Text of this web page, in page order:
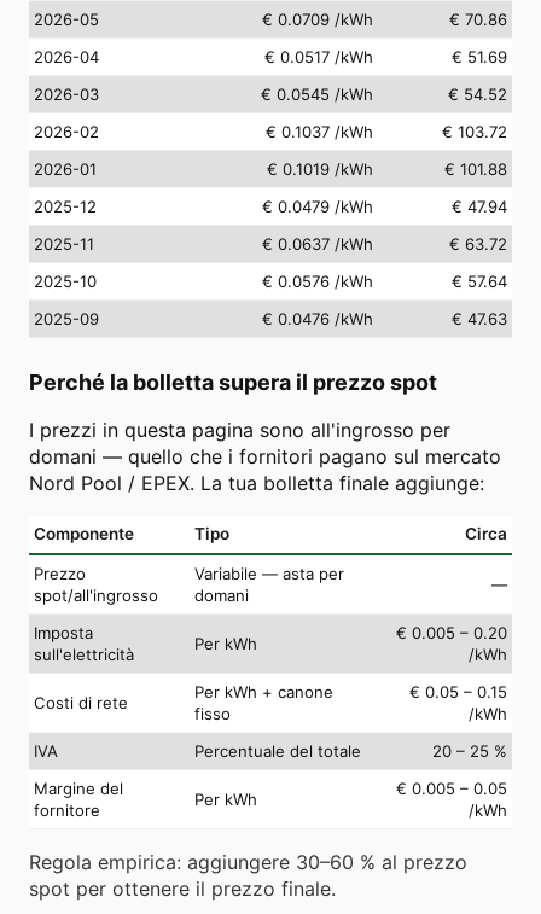
2026-05
€ 0.0709 /kWh
€ 70.86
2026-04
€ 0.0517 /kWh
€ 51.69
2026-03
€ 0.0545 /kWh
€ 54.52
2026-02
€ 0.1037 /kWh
€ 103.72
2026-01
€ 0.1019 /kWh
€ 101.88
2025-12
€ 0.0479 /kWh
€ 47.94
2025-11
€ 0.0637 /kWh
€ 63.72
2025-10
€ 0.0576 /kWh
€ 57.64
2025-09
€ 0.0476 /kWh € 47.63
Perché la bolletta supera il prezzo spot
I prezzi in questa pagina sono all'ingrosso per
domani — quello che i fornitori pagano sul mercato
Nord Pool / EPEX. La tua bolletta finale aggiunge:
Componente Tipo Circa
Prezzo
spot/all'ingrosso
Variabile — asta per
domani
—
Imposta
sull'elettricità
Per kWh
€ 0.005 – 0.20
/kWh
Costi di rete
Per kWh + canone
fisso
€ 0.05 – 0.15
/kWh
IVA
Percentuale del totale
20 – 25 %
Margine del
fornitore
Per kWh
€ 0.005 – 0.05
/kWh
Regola empirica: aggiungere 30–60 % al prezzo
spot per ottenere il prezzo finale.